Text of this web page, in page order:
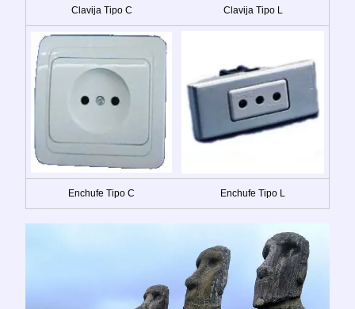
Clavija Tipo C Clavija Tipo L
Enchufe Tipo C Enchufe Tipo L